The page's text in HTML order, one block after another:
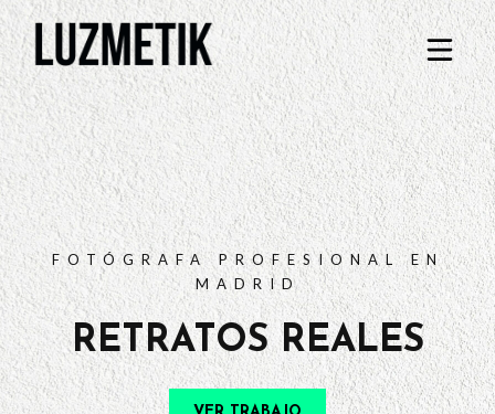
TARIFAS
PREGUNTAS FRECUENTES
CONTACTO
FOTÓGRAFA PROFESIONAL EN
MADRID
RETRATOS REALES